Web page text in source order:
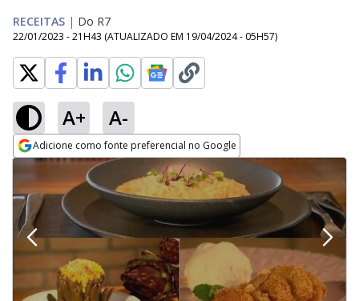
RECEITAS | Do R7
22/01/2023 - 21H43 (ATUALIZADO EM 19/04/2024 - 05H57)
A+ A-
Adicione como fonte preferencial no Google
Opens in new window